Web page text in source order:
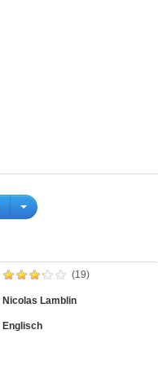
(19)
Nicolas Lamblin
Englisch